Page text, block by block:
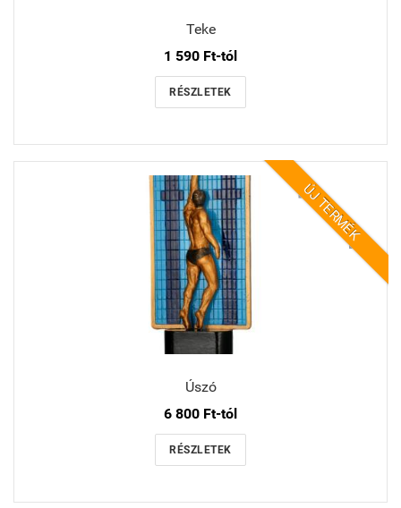
Teke
1 590 Ft-tól
RÉSZLETEK
ÚJ TERMÉK
Úszó
6 800 Ft-tól
RÉSZLETEK